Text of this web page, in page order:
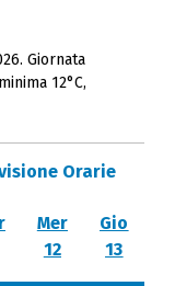
Giornata
12°C,
Orarie
Mer
12
Gio
13